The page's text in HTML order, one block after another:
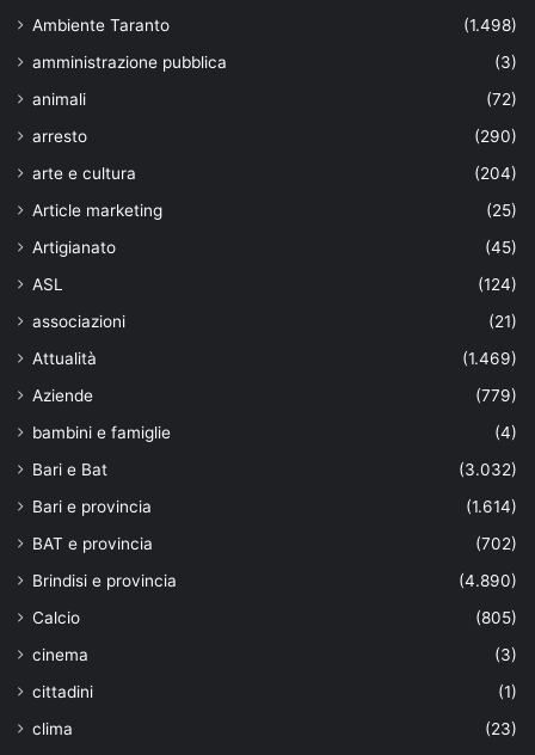
Ambiente Taranto
(1.498)
amministrazione pubblica
(3)
animali
(72)
arresto
(290)
arte e cultura
(204)
Article marketing
(25)
Artigianato
(45)
ASL
(124)
associazioni
(21)
Attualità
(1.469)
Aziende
(779)
bambini e famiglie
(4)
Bari e Bat
(3.032)
Bari e provincia
(1.614)
BAT e provincia
(702)
Brindisi e provincia
(4.890)
Calcio
(805)
cinema
(3)
cittadini
(1)
clima
(23)